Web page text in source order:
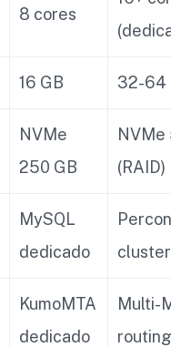
8 cores
16 GB 32-64
NVMe
250 GB
NVMe
(RAID)
MySQL
dedicado
cluster
KumoMTA
dedicado
Multi-
routing